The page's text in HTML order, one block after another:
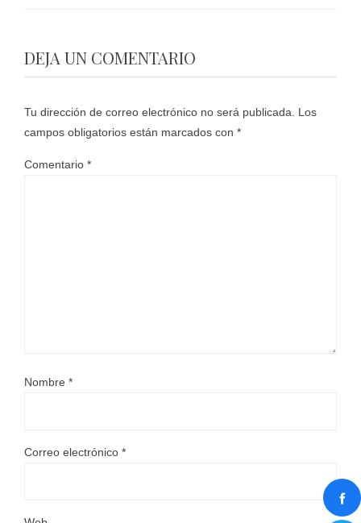
DEJA UN COMENTARIO
Tu dirección de correo electrónico no será publicada.
Los
campos obligatorios están marcados con *
Comentario *
Nombre *
Correo electrónico *